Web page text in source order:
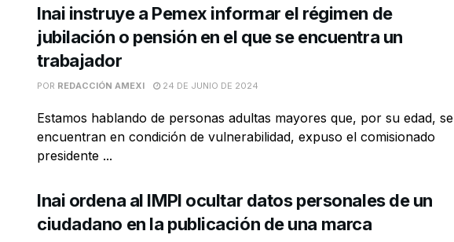
Inai instruye a Pemex informar el régimen de
jubilación o pensión en el que se encuentra un
trabajador
POR REDACCIÓN AMEXI 24 DE JUNIO DE 2024
Estamos hablando de personas adultas mayores que, por su edad, se
encuentran en condición de vulnerabilidad, expuso el comisionado
presidente ...
Inai ordena al IMPI ocultar datos personales de un
ciudadano en la publicación de una marca